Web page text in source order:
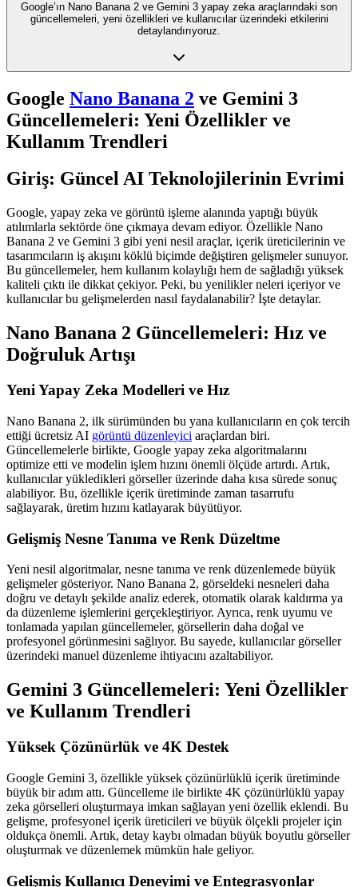
Google’ın Nano Banana 2 ve Gemini 3 yapay zeka araçlarındaki son
güncellemeleri, yeni özellikleri ve kullanıcılar üzerindeki etkilerini
detaylandırıyoruz.
Google Nano Banana 2 ve Gemini 3
Güncellemeleri: Yeni Özellikler ve
Kullanım Trendleri
Giriş: Güncel AI Teknolojilerinin Evrimi
Google, yapay zeka ve görüntü işleme alanında yaptığı büyük
atılımlarla sektörde öne çıkmaya devam ediyor. Özellikle Nano
Banana 2 ve Gemini 3 gibi yeni nesil araçlar, içerik üreticilerinin ve
tasarımcıların iş akışını köklü biçimde değiştiren gelişmeler sunuyor.
Bu güncellemeler, hem kullanım kolaylığı hem de sağladığı yüksek
kaliteli çıktı ile dikkat çekiyor. Peki, bu yenilikler neleri içeriyor ve
kullanıcılar bu gelişmelerden nasıl faydalanabilir? İşte detaylar.
Nano Banana 2 Güncellemeleri: Hız ve
Doğruluk Artışı
Yeni Yapay Zeka Modelleri ve Hız
Nano Banana 2, ilk sürümünden bu yana kullanıcıların en çok tercih
ettiği ücretsiz AI görüntü düzenleyici araçlardan biri.
Güncellemelerle birlikte, Google yapay zeka algoritmalarını
optimize etti ve modelin işlem hızını önemli ölçüde artırdı. Artık,
kullanıcılar yükledikleri görseller üzerinde daha kısa sürede sonuç
alabiliyor. Bu, özellikle içerik üretiminde zaman tasarrufu
sağlayarak, üretim hızını katlayarak büyütüyor.
Gelişmiş Nesne Tanıma ve Renk Düzeltme
Yeni nesil algoritmalar, nesne tanıma ve renk düzenlemede büyük
gelişmeler gösteriyor. Nano Banana 2, görseldeki nesneleri daha
doğru ve detaylı şekilde analiz ederek, otomatik olarak kaldırma ya
da düzenleme işlemlerini gerçekleştiriyor. Ayrıca, renk uyumu ve
tonlamada yapılan güncellemeler, görsellerin daha doğal ve
profesyonel görünmesini sağlıyor. Bu sayede, kullanıcılar görseller
üzerindeki manuel düzenleme ihtiyacını azaltabiliyor.
Gemini 3 Güncellemeleri: Yeni Özellikler
ve Kullanım Trendleri
Yüksek Çözünürlük ve 4K Destek
Google Gemini 3, özellikle yüksek çözünürlüklü içerik üretiminde
büyük bir adım attı. Güncelleme ile birlikte 4K çözünürlüklü yapay
zeka görselleri oluşturmaya imkan sağlayan yeni özellik eklendi. Bu
gelişme, profesyonel içerik üreticileri ve büyük ölçekli projeler için
oldukça önemli. Artık, detay kaybı olmadan büyük boyutlu görseller
oluşturmak ve düzenlemek mümkün hale geliyor.
Gelişmiş Kullanıcı Deneyimi ve Entegrasyonlar